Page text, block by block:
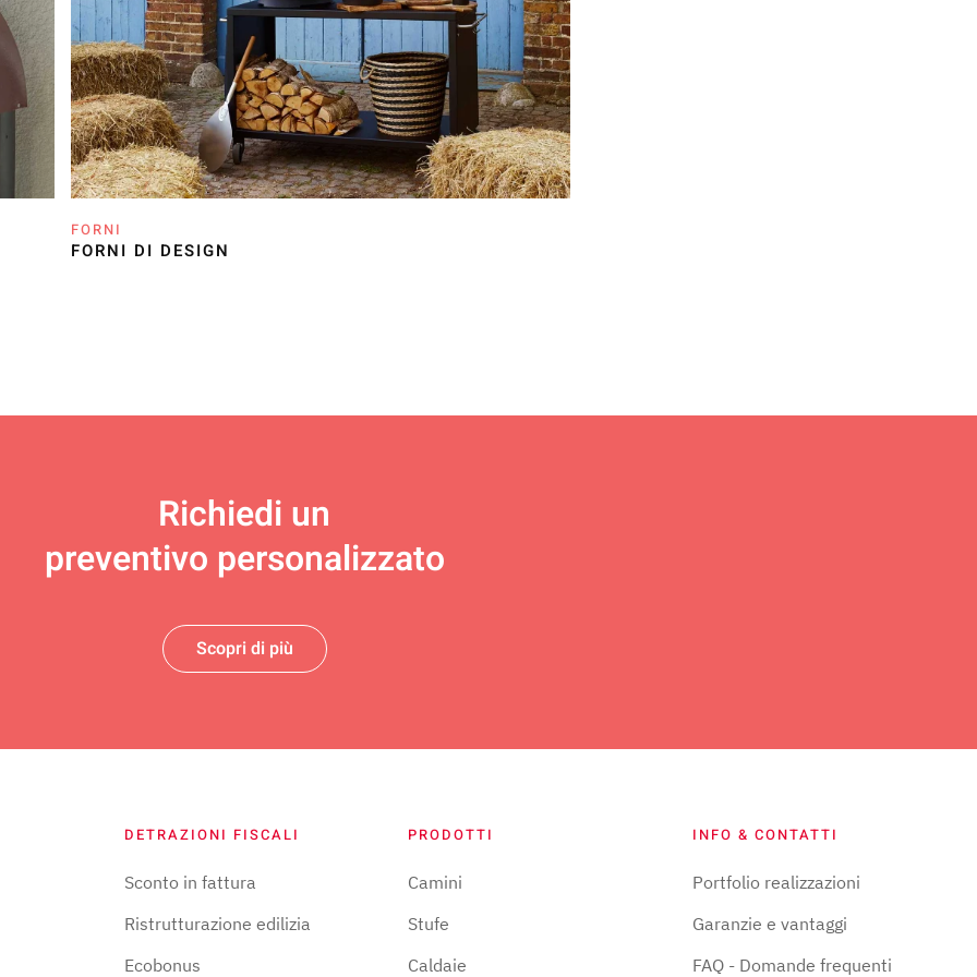
FORNI
FORNI DI DESIGN
Richiedi un
preventivo personalizzato
Scopri di più
DETRAZIONI FISCALI
Sconto in fattura
Ristrutturazione edilizia
Ecobonus
PRODOTTI
Camini
Stufe
Caldaie
INFO & CONTATTI
Portfolio realizzazioni
Garanzie e vantaggi
FAQ - Domande frequenti